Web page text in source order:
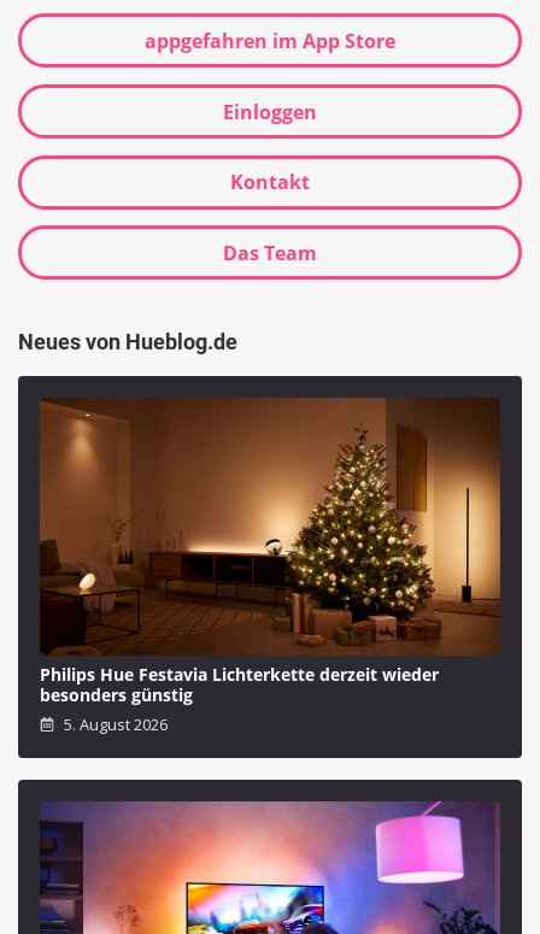
appgefahren im App Store
Einloggen
Kontakt
Das Team
Neues von Hueblog.de
Philips Hue Festavia Lichterkette derzeit wieder
besonders günstig
5. August 2026